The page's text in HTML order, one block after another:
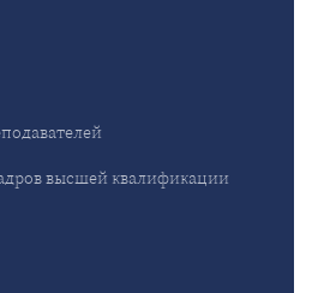
высшей квалификации